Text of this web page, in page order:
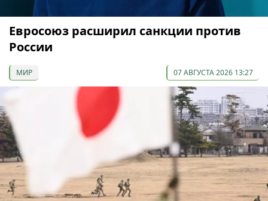
Евросоюз расширил санкции против
России
МИР 07 АВГУСТА 2026 13:27